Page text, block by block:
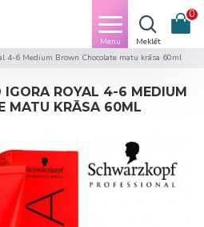
0
4-6 Medium Brown Chocolate matu krāsa 60ml
IGORA ROYAL 4-6 MEDIUM
MATU KRĀSA 60ML